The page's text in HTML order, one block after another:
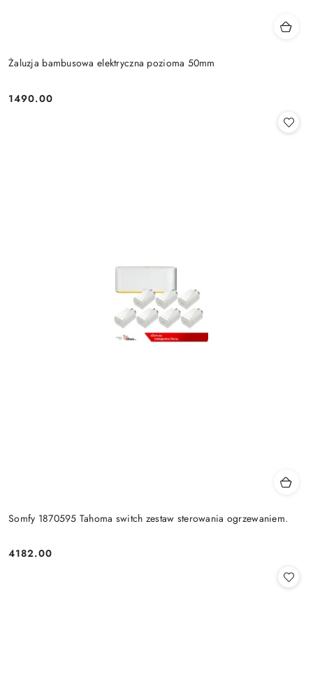
Żaluzja bambusowa elektryczna pozioma 50mm
Cena:
1490.00
Somfy 1870595 Tahoma switch zestaw sterowania ogrzewaniem.
Cena:
4182.00